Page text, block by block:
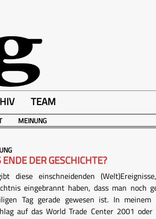
TEAM
MEINUNG
ENDE DER GESCHICHTE?
diese einschneidenden
eingebrannt haben, dass man noch
Tag gerade gewesen ist. In
auf das World Trade Center 2001 oder